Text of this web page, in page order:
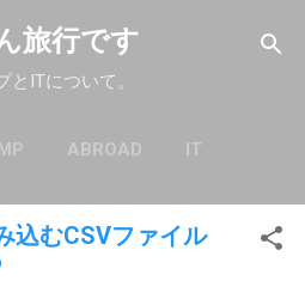
イン コンテンツに移動
旅行です
とITについて。
ABROAD IT
る… POLICY
込むCSVファイル